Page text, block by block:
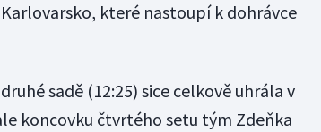
které nastoupí k dohrávce
sadě (12:25) sice celkově uhrála v
koncovku čtvrtého setu tým Zdeňka